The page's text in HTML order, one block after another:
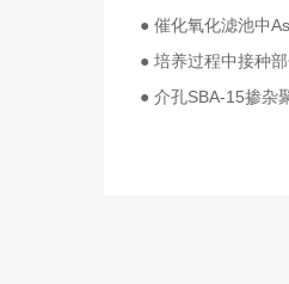
● 催化氧化滤池中
● 培养过程中接种
● 介孔SBA-15掺杂